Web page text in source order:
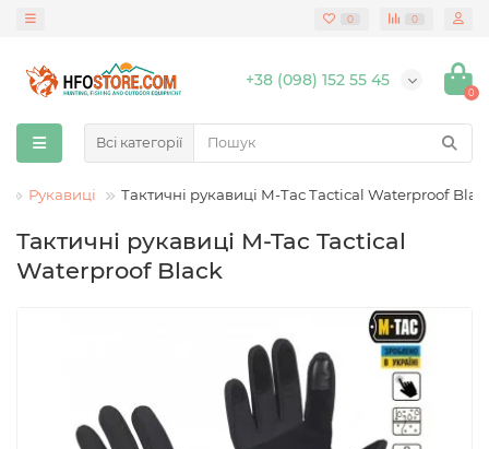
0 0
+38 (098) 152 55 45
0
Всі категорії
Рукавиці Тактичні рукавиці M-Tac Tactical Waterproof
Тактичні рукавиці M-Tac Tactical
Waterproof Black